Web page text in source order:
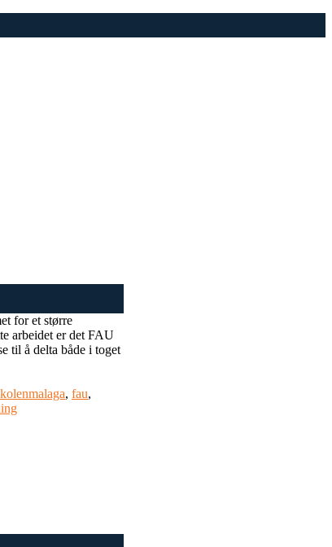
for et større
arbeidet er det FAU
til å delta både i toget
, fau,